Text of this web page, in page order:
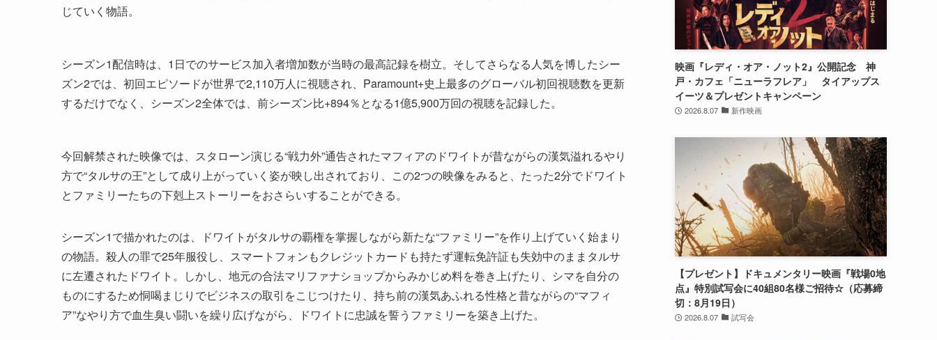
じていく物語。
シーズン1配信時は、1日でのサービス加入者増加数が当時の最高記録を樹立。そしてさらなる人気を博したシー
ズン2では、初回エピソードが世界で2,110万人に視聴され、Paramount+史上最多のグローバル初回視聴数を更新
するだけでなく、シーズン2全体では、前シーズン比+894％となる1億5,900万回の視聴を記録した。
今回解禁された映像では、スタローン演じる“戦力外”通告されたマフィアのドワイトが昔ながらの漢気溢れるやり
方で“タルサの王”として成り上がっていく姿が映し出されており、この2つの映像をみると、たった2分でドワイト
とファミリーたちの下剋上ストーリーをおさらいすることができる。
シーズン1で描かれたのは、ドワイトがタルサの覇権を掌握しながら新たな“ファミリー”を作り上げていく始まり
の物語。殺人の罪で25年服役し、スマートフォンもクレジットカードも持たず運転免許証も失効中のままタルサ
に左遷されたドワイト。しかし、地元の合法マリファナショップからみかじめ料を巻き上げたり、シマを自分の
ものにするため恫喝まじりでビジネスの取引をこじつけたり、持ち前の漢気あふれる性格と昔ながらの“マフィ
ア”なやり方で血生臭い闘いを繰り広げながら、ドワイトに忠誠を誓うファミリーを築き上げた。
映画『レディ・オア・ノット2』公開記念 神
戸・カフェ「ニューラフレア」 タイアップス
イーツ＆プレゼントキャンペーン
2026.8.07 新作映画
【プレゼント】ドキュメンタリー映画『戦場0地
点』特別試写会に40組80名様ご招待☆（応募締
切：8月19日）
2026.8.07 試写会